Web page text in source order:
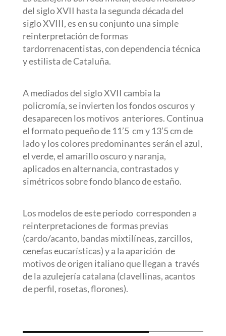
del siglo XVII hasta la segunda década del
siglo XVIII, es en su conjunto una simple
reinterpretación de formas
tardorrenacentistas, con dependencia técnica
y estilista de Cataluña.
A mediados del siglo XVII cambia la
policromía, se invierten los fondos oscuros y
desaparecen los motivos anteriores. Continua
el formato pequeño de 11’5 cm y 13’5 cm de
lado y los colores predominantes serán el azul,
el verde, el amarillo oscuro y naranja,
aplicados en alternancia, contrastados y
simétricos sobre fondo blanco de estaño.
Los modelos de este periodo corresponden a
reinterpretaciones de formas previas
(cardo/acanto, bandas mixtilíneas, zarcillos,
cenefas eucarísticas) y a la aparición de
motivos de origen italiano que llegan a través
de la azulejería catalana (clavellinas, acantos
de perfil, rosetas, florones).